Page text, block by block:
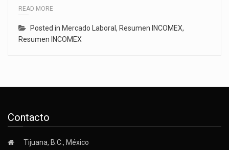
READ MORE
Posted in Mercado Laboral , Resumen INCOMEX,
Resumen INCOMEX
Contacto
Tijuana, B.C., México